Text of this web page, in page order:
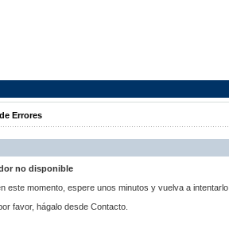
Errores
no disponible
este momento, espere unos minutos y vuelva a intentarlo.
favor, hágalo desde Contacto.